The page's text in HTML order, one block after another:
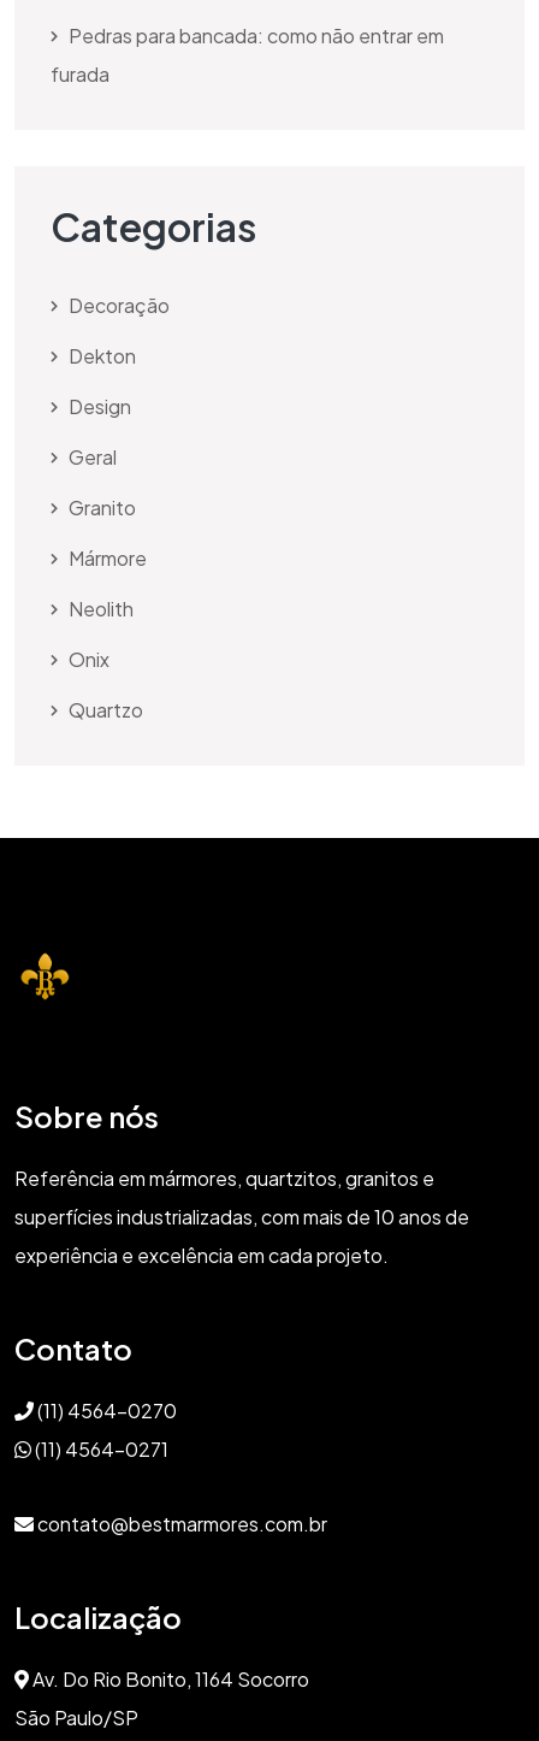
Pedras para bancada: como não entrar em
furada
Categorias
Decoração
Dekton
Design
Geral
Granito
Mármore
Neolith
Onix
Quartzo
Sobre nós
Referência em mármores, quartzitos, granitos e
superfícies industrializadas, com mais de 10 anos de
experiência e excelência em cada projeto.
Contato
(11) 4564-0270
(11) 4564-0271
contato@bestmarmores.com.br
Localização
Av. Do Rio Bonito, 1164 Socorro
São Paulo/SP